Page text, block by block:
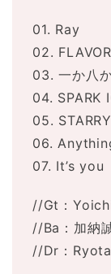
01. Ray
02.
03. 一か八
04. SPARK
05.
06.
07. It’s you
//Gt：
//Ba：加納
//Dr：Ryota